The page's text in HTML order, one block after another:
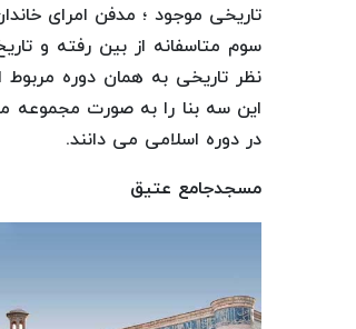
تاریخی موجود ؛ مدفن امرای
سوم متاسفانه از بین رفته و
نظر تاریخی به همان دوره
این سه بنا را به صورت مجموعه
در دوره اسلامی می دانند.
مسجدجامع عتیق